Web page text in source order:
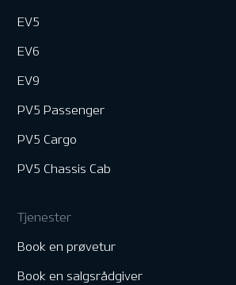
EV5
EV6
EV9
PV5 Passenger
PV5 Cargo
PV5 Chassis Cab
Tjenester
Book en prøvetur
Book en salgsrådgiver